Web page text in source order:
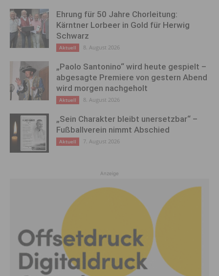
Ehrung für 50 Jahre Chorleitung:
Kärntner Lorbeer in Gold für Herwig
Schwarz
Aktuell 8. August 2026
„Paolo Santonino“ wird heute gespielt –
abgesagte Premiere von gestern Abend
wird morgen nachgeholt
Aktuell 8. August 2026
„Sein Charakter bleibt unersetzbar“ –
Fußballverein nimmt Abschied
Aktuell 7. August 2026
Anzeige